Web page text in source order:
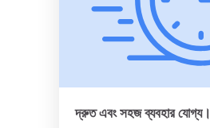
দ্রুত এবং সহজ ব্যবহার যোগ্য।